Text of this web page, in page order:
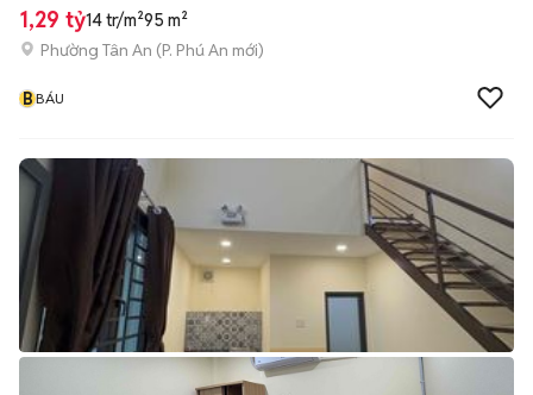
1,29 tỷ14 tr/m²95 m²
Phường Tân An (P. Phú An mới)
BBÁU